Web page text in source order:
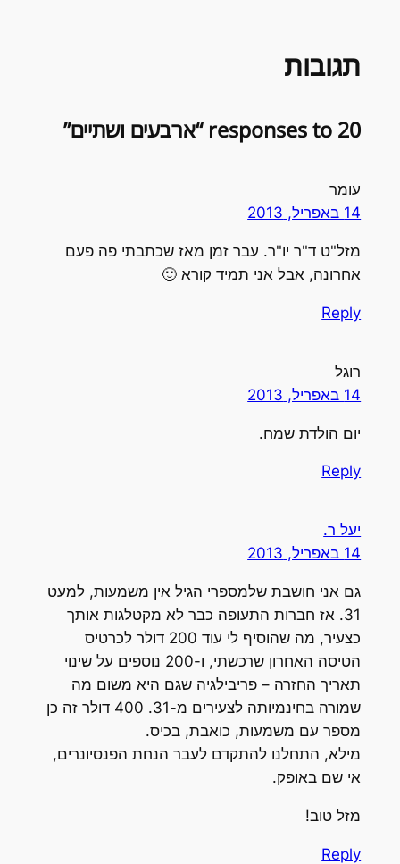
תגובות
20 responses to “ארבעים ושתיים”
עומר
14 באפריל, 2013
מזל"ט ד"ר יו"ר. עבר זמן מאז שכתבתי פה פעם
אחרונה, אבל אני תמיד קורא 🙂
Reply
רוגל
14 באפריל, 2013
יום הולדת שמח.
Reply
יעל ר.
14 באפריל, 2013
גם אני חושבת שלמספרי הגיל אין משמעות, למעט
31. אז חברות התעופה כבר לא מקטלגות אותך
כצעיר, מה שהוסיף לי עוד 200 דולר לכרטיס
הטיסה האחרון שרכשתי, ו-200 נוספים על שינוי
תאריך החזרה – פריבילגיה שגם היא משום מה
שמורה בחינמיותה לצעירים מ-31. 400 דולר זה כן
מספר עם משמעות, כואבת, בכיס.
מילא, התחלנו להתקדם לעבר הנחת הפנסיונרים,
אי שם באופק.
מזל טוב!
Reply